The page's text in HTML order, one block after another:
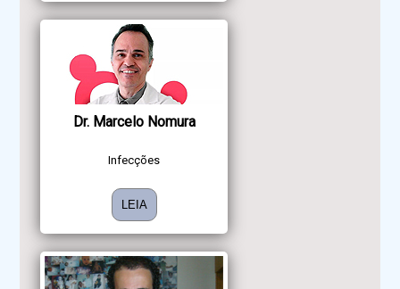
Dr. Marcelo Nomura
Infecções
LEIA